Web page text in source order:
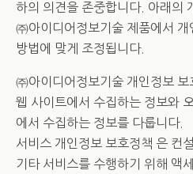
하의 의견을 존중합니다. 아래의
㈜아이디어정보기술 제품에서
방법에 맞게 조정됩니다.
㈜아이디어정보기술 개인정보
웹 사이트에서 수집하는 정보와
에서 수집하는 정보를 다룹니다.
서비스 개인정보 보호정책 은 컨
기타 서비스를 수행하기 위해 액